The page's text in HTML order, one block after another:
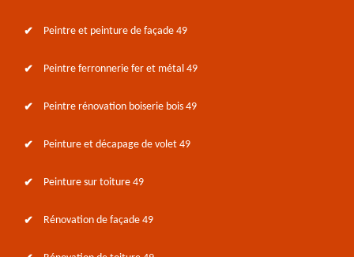
Peintre et peinture de façade 49
Peintre ferronnerie fer et métal 49
Peintre rénovation boiserie bois 49
Peinture et décapage de volet 49
Peinture sur toiture 49
Rénovation de façade 49